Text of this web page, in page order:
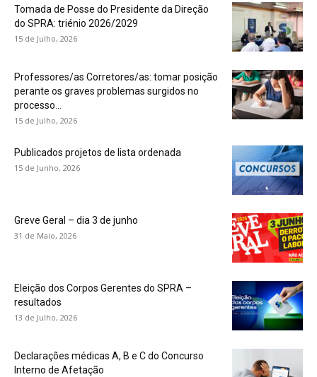
Tomada de Posse do Presidente da Direção
do SPRA: triénio 2026/2029
15 de Julho, 2026
Professores/as Corretores/as: tomar posição
perante os graves problemas surgidos no
processo...
15 de Julho, 2026
Publicados projetos de lista ordenada
15 de Junho, 2026
Greve Geral – dia 3 de junho
31 de Maio, 2026
Eleição dos Corpos Gerentes do SPRA –
resultados
13 de Julho, 2026
Declarações médicas A, B e C do Concurso
Interno de Afetação